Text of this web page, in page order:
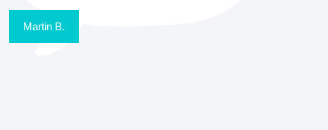
Martin B.